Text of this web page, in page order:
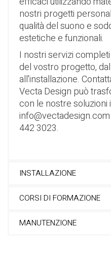
nostri progetti
qualità del suono e
estetiche e funzionali.
I nostri servizi
del vostro progetto,
all'installazione.
Vecta Design può
con le nostre soluzioni
info@vectadesign.com
442 3023.
INSTALLAZIONE
CORSI DI FORMAZIONE
MANUTENZIONE